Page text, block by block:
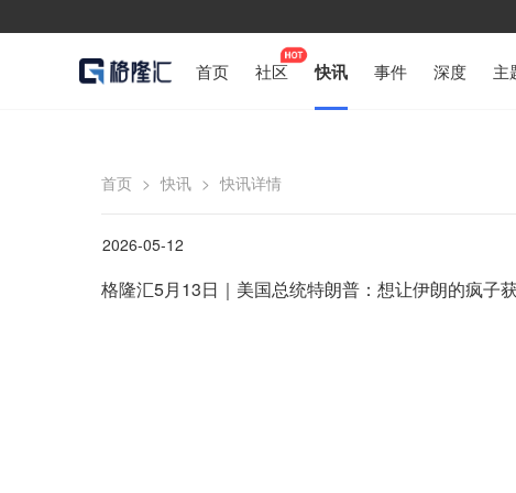
首页 社区 快讯 事件 深度 主
首页 > 快讯 > 快讯详情
2026-05-12
格隆汇5月13日｜美国总统特朗普：想让伊朗的疯子